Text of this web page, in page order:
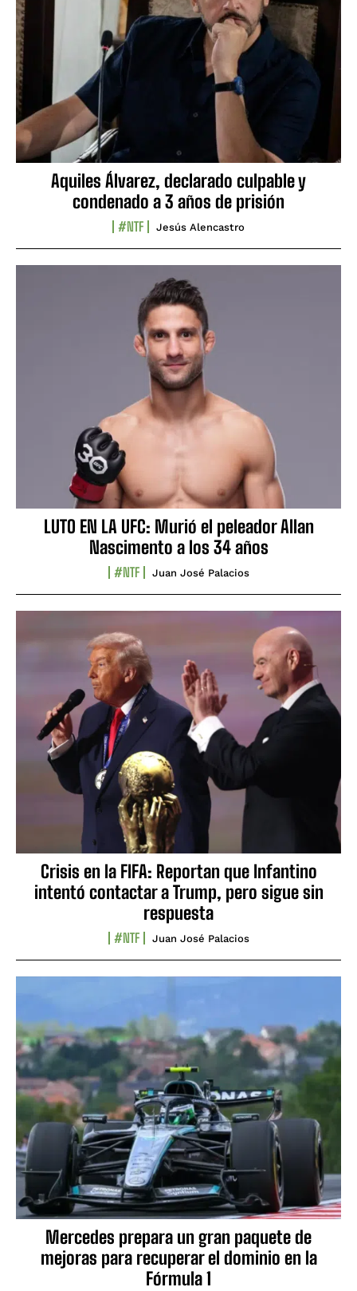
Aquiles Álvarez, declarado culpable y
condenado a 3 años de prisión
#NTF Jesús Alencastro
LUTO EN LA UFC: Murió el peleador Allan
Nascimento a los 34 años
#NTF Juan José Palacios
Crisis en la FIFA: Reportan que Infantino
intentó contactar a Trump, pero sigue sin
respuesta
#NTF Juan José Palacios
Mercedes prepara un gran paquete de
mejoras para recuperar el dominio en la
Fórmula 1